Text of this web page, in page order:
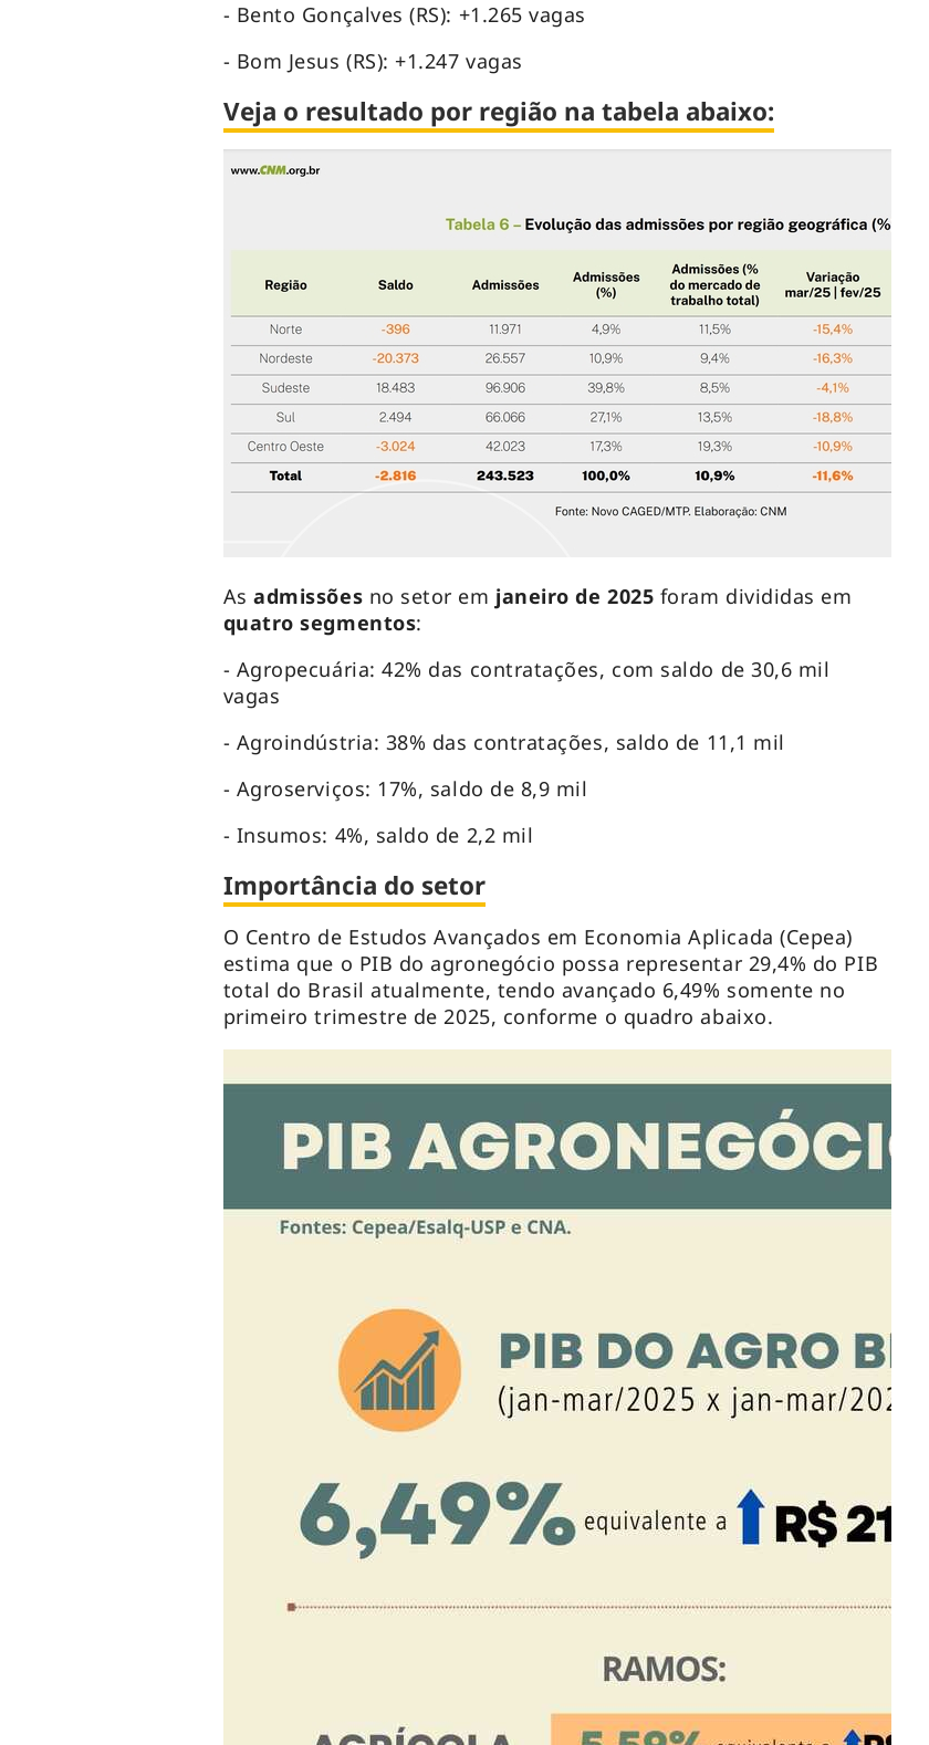
- Bento Gonçalves (RS): +1.265 vagas
- Bom Jesus (RS): +1.247 vagas
Veja o resultado por região na tabela abaixo:
Asadmissões no setor em janeiro de 2025 foram divididas em
quatro segmentos:
- Agropecuária: 42% das contratações, com saldo de 30,6 mil
vagas
- Agroindústria: 38% das contratações, saldo de 11,1 mil
- Agroserviços: 17%, saldo de 8,9 mil
- Insumos: 4%, saldo de 2,2 mil
Importância do setor
O Centro de Estudos Avançados em Economia Aplicada (Cepea)
estima que o PIB do agronegócio possa representar 29,4% do PIB
total do Brasil atualmente, tendo avançado 6,49% somente no
primeiro trimestre de 2025, conforme o quadro abaixo.